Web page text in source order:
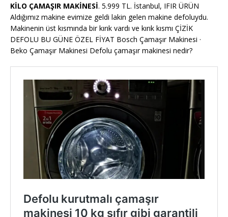
KİLO ÇAMAŞIR MAKİNESİ. 5.999 TL. İstanbul, IFIR ÜRÜN
Aldığımız makine evimize geldi lakin gelen makine defoluydu.
Makinenin üst kısmında bir kırık vardı ve kırık kısmı ÇİZİK
DEFOLU BU GÜNE ÖZEL FİYAT Bosch Çamaşır Makinesi ·
Beko Çamaşır Makinesi Defolu çamaşır makinesi nedir?